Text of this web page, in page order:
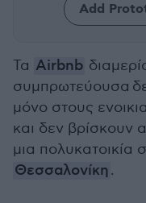
Add
Τα Airbnb
συμπρωτεύουσα
μόνο στους
και δεν βρίσκουν
μια πολυκατοικία
Θεσσαλονίκη.